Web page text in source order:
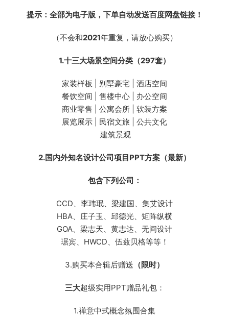
提示：全部为电子版，下单自动发送百度网盘链接！
（不会和2021年重复，请放心购买）
1.十三大场景空间分类（297套）
家装样板 | 别墅豪宅 | 酒店空间
餐饮空间 | 售楼中心 | 办公空间
商业零售 | 公寓会所 | 软装方案
展览展示 | 民宿文旅 | 公共文化
建筑景观
2.国内外知名设计公司项目PPT方案（最新）
包含下列公司：
CCD、李玮珉、梁建国、集艾设计
HBA、庄子玉、邱德光、矩阵纵横
GOA、梁志天、黄志达、无间设计
琚宾、HWCD、伍兹贝格等等！
3.购买本合辑后赠送 （限时）
三大超级实用PPT赠品礼包：
1.禅意中式概念氛围合集